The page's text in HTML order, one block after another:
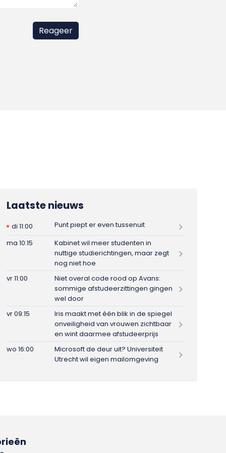
Laatste nieuws
di 11:00
Punt piept er even tussenuit
ma 10:15
Kabinet wil meer studenten in
nuttige studierichtingen, maar zegt
nog niet hoe
vr 11:00
Niet overal code rood op Avans:
sommige afstudeerzittingen gingen
wel door
vr 09:15
Iris maakt met één blik in de spiegel
onveiligheid van vrouwen zichtbaar
en wint daarmee afstudeerprijs
wo 16:00
Microsoft de deur uit? Universiteit
Utrecht wil eigen mailomgeving